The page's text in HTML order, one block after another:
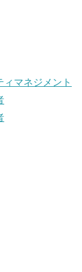
マネジメント